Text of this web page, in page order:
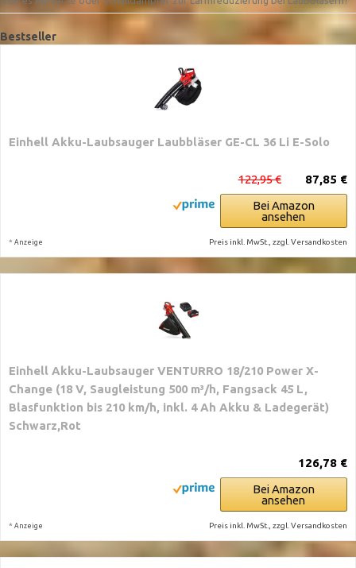
Bestseller
Einhell Akku-Laubsauger Laubbläser GE-CL 36 Li E-Solo
87,85 €
122,95 €
Bei Amazon
ansehen
* Anzeige Preis inkl. MwSt., zzgl. Versandkosten
Einhell Akku-Laubsauger VENTURRO 18/210 Power X-
Change (18 V, Saugleistung 500 m³/h, Fangsack 45 L,
Blasfunktion bis 210 km/h, inkl. 4 Ah Akku & Ladegerät)
Schwarz,Rot
126,78 €
Bei Amazon
ansehen
* Anzeige Preis inkl. MwSt., zzgl. Versandkosten